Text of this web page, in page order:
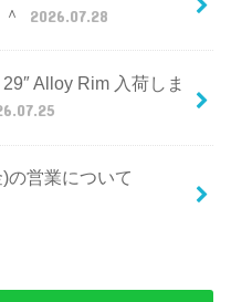
2026.07.28
Alloy Rim 入荷しま
の営業について